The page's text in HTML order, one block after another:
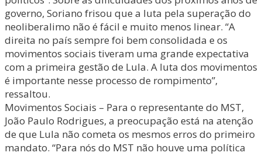
governo, Soriano frisou que a luta pela superação do
neoliberalimo não é fácil e muito menos linear. “A
direita no país sempre foi bem consolidada e os
movimentos sociais tiveram uma grande expectativa
com a primeira gestão de Lula. A luta dos movimentos
é importante nesse processo de rompimento”,
ressaltou.
Movimentos Sociais – Para o representante do MST,
João Paulo Rodrigues, a preocupação está na atenção
de que Lula não cometa os mesmos erros do primeiro
mandato. “Para nós do MST não houve uma política